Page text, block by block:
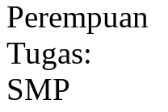
Perempuan
Tugas:
SMP